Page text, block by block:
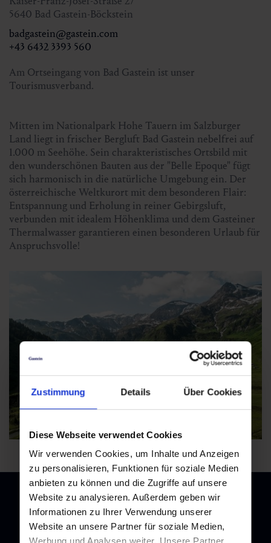
Zustimmung Details Über Cookies
Diese Webseite verwendet Cookies
Wir verwenden Cookies, um Inhalte und Anzeigen
zu personalisieren, Funktionen für soziale Medien
anbieten zu können und die Zugriffe auf unsere
Website zu analysieren. Außerdem geben wir
Informationen zu Ihrer Verwendung unserer
Website an unsere Partner für soziale Medien,
Treffpunkt:9.30 Uhr beim Nationalparkhaus
Sportgastein
Gesamtdauer:ca. 4 Std.
Wanderführer:Hans Naglmayr
Preis mit Gastein Card:
kostenlos
Preis ohne Gastein Card: € 5,00
Anmeldung
für 5.10.2025 bis Freitag 16.00 Uhr oder im Online Shop
bis Samstag 16.00 Uhr
für 31.10.2025 bis Donnerstag 16.00 Uhr
badgastein@gastein.com
5640 Bad Gastein-Böckstein
badgastein@gastein.com
+43 6432 3393 560
Am Ortseingang von Bad Gastein ist unser
Tourismusverband.
Mitten im Nationalpark Hohe Tauern im Salzburger
Land liegt in frischer Bergluft Bad Gastein nebelfrei auf
1.000 m Seehöhe. Sein charakteristisches Ortsbild mit
den wunderschönen Bauten aus der "Belle Epoque" fügt
sich harmonisch in die natürliche Umgebung ein. Der
österreichische Weltkurort mit dem besonderen Flair:
Entspannung und Erholung in reiner Gebirgsluft,
verbunden mit idealem Höhenklima und dem Gasteiner
Thermalwasser garantieren einen besonderen Urlaub für
Anspruchsvolle!